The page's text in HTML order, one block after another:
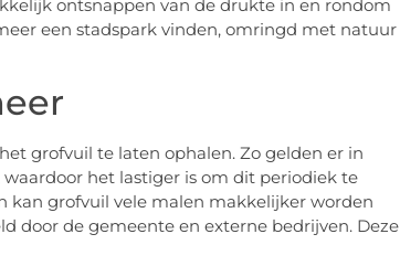
ontsnappen van de drukte in en rondom
een stadspark vinden, omringd met natuur
grofvuil te laten ophalen. Zo gelden er in
het lastiger is om dit periodiek te
kan grofvuil vele malen makkelijker worden
door de gemeente en externe bedrijven. Deze